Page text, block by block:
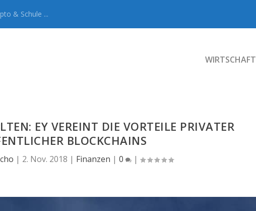
& Schule ...
WIRTSCHAFT
EY VEREINT DIE VORTEILE PRIVATER
BLOCKCHAINS
| 2. Nov. 2018 | Finanzen | 0 |